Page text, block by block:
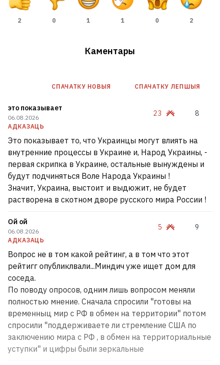
2 0 1 1 0 2
Каментары
СПАЧАТКУ НОВЫЯ СПАЧАТКУ ЛЕПШЫЯ
это показывает
06.08.2026
АДКАЗАЦЬ
23 8
Это показывает то, что Украинцы могут влиять на
внутренние процессы в Украине и, Народ Украины, -
первая скрипка в Украине, остальные вынуждены и
будут подчиняться Воле Народа Украины !
Значит, Украина, выстоит и выдюжит, не будет
растворена в скотном дворе русского мира России !
Ой ой
06.08.2026
АДКАЗАЦЬ
5 9
Вопрос не в том какой рейтинг, а в том что этот
рейтигг опубликлвали...Миндич уже ищет дом для
соседа.
По поводу опросов, одним лишь вопросом меняли
полностью мнение. Сначала спросили "готовы на
временныц мир с РФ в обмен на территории" потом
спросили "поддерживаете ли стремление США по
заключению мира с РФ , в обмен на территориальные
уступки" и цифры были зеркальные